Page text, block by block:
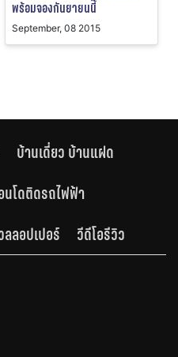
พร้อมจองกันยายนนี้
September, 08 2015
บ้านเดี่ยว บ้านแฝด
นโดติดรถไฟฟ้า
ลลอปเปอร์ วีดีโอรีวิว